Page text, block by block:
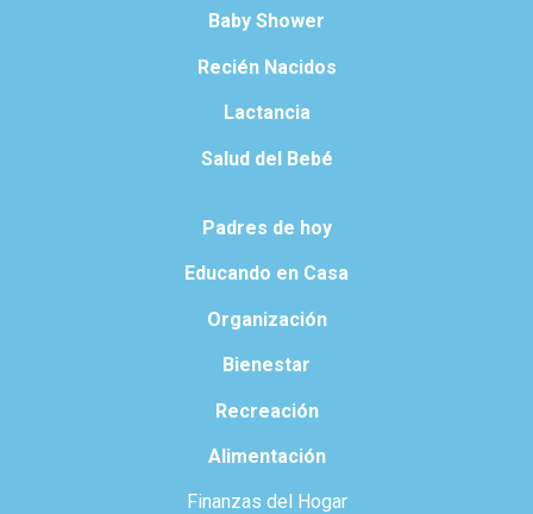
Baby Shower
Recién Nacidos
Lactancia
Salud del Bebé
Padres de hoy
Educando en Casa
Organización
Bienestar
Recreación
Alimentación
Finanzas del Hogar